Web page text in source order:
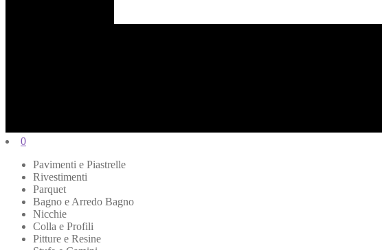
0
Pavimenti e Piastrelle
Rivestimenti
Parquet
Bagno e Arredo Bagno
Nicchie
Colla e Profili
Pitture e Resine